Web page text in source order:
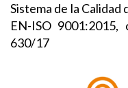
Sistema de la
EN-ISO
630/17